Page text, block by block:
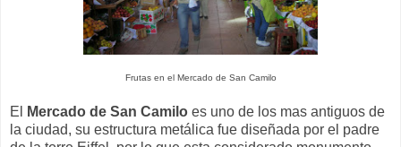
Frutas en el Mercado de San Camilo
El Mercado de San Camilo es uno de los mas antiguos de
la ciudad, su estructura metálica fue diseñada por el padre